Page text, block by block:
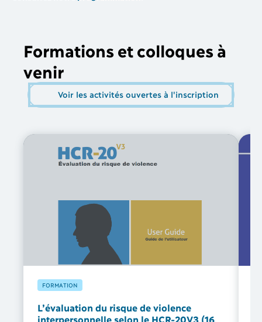
Formations et colloques à
venir
Voir les activités ouvertes à l'inscription
FORMATION
L’évaluation du risque de violence
interpersonnelle selon le HCR-⁠20V3 (16